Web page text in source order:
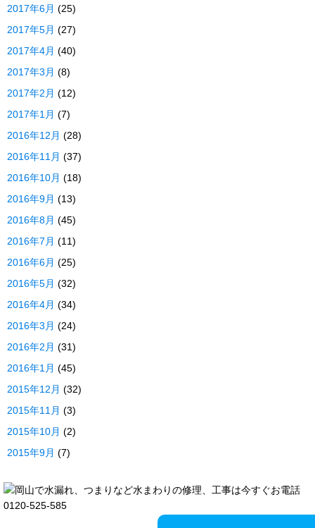
2017年6月 (25)
2017年5月 (27)
2017年4月 (40)
2017年3月 (8)
2017年2月 (12)
2017年1月 (7)
2016年12月 (28)
2016年11月 (37)
2016年10月 (18)
2016年9月 (13)
2016年8月 (45)
2016年7月 (11)
2016年6月 (25)
2016年5月 (32)
2016年4月 (34)
2016年3月 (24)
2016年2月 (31)
2016年1月 (45)
2015年12月 (32)
2015年11月 (3)
2015年10月 (2)
2015年9月 (7)